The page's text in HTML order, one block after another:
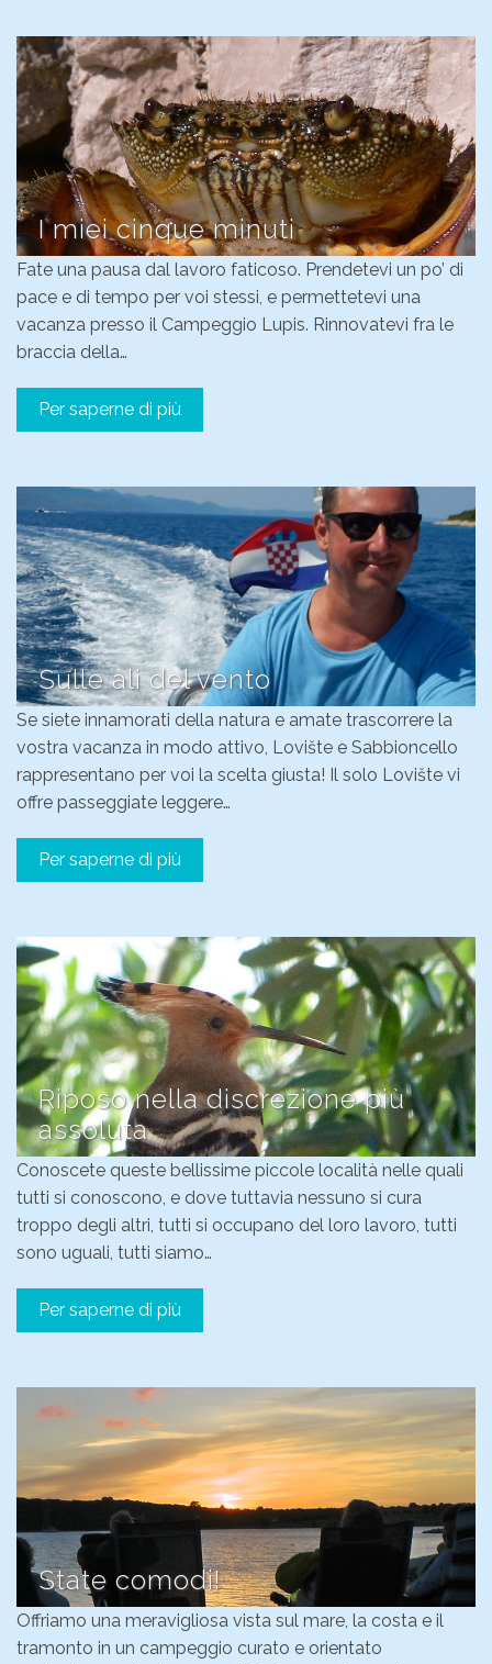
I miei cinque minuti
Fate una pausa dal lavoro faticoso. Prendetevi un po’ di
pace e di tempo per voi stessi, e permettetevi una
vacanza presso il Campeggio Lupis. Rinnovatevi fra le
braccia della…
Per saperne di più
Sulle ali del vento
Se siete innamorati della natura e amate trascorrere la
vostra vacanza in modo attivo, Lovište e Sabbioncello
rappresentano per voi la scelta giusta! Il solo Lovište vi
offre passeggiate leggere…
Per saperne di più
Riposo nella discrezione più
assoluta
Conoscete queste bellissime piccole località nelle quali
tutti si conoscono, e dove tuttavia nessuno si cura
troppo degli altri, tutti si occupano del loro lavoro, tutti
sono uguali, tutti siamo…
Per saperne di più
State comodi!
Offriamo una meravigliosa vista sul mare, la costa e il
tramonto in un campeggio curato e orientato